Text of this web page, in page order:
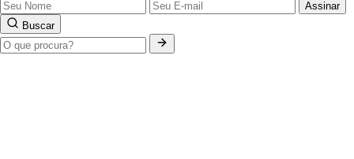
Assinar
Buscar